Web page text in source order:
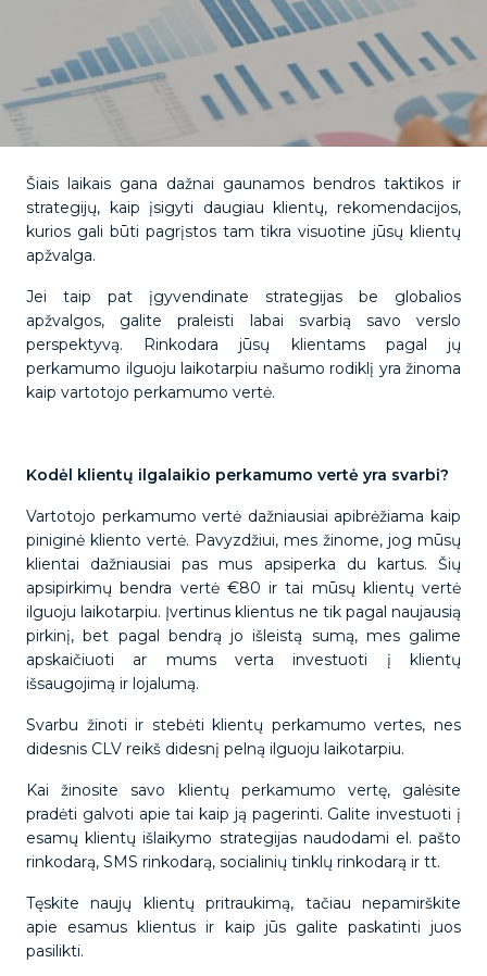
Šiais laikais gana dažnai gaunamos bendros taktikos ir
strategijų, kaip įsigyti daugiau klientų, rekomendacijos,
kurios gali būti pagrįstos tam tikra visuotine jūsų klientų
apžvalga.
Jei taip pat įgyvendinate strategijas be globalios
apžvalgos, galite praleisti labai svarbią savo verslo
perspektyvą. Rinkodara jūsų klientams pagal jų
perkamumo ilguoju laikotarpiu našumo rodiklį yra žinoma
kaip vartotojo perkamumo vertė.
Kodėl klientų ilgalaikio perkamumo vertė yra svarbi?
Vartotojo perkamumo vertė dažniausiai apibrėžiama kaip
piniginė kliento vertė. Pavyzdžiui, mes žinome, jog mūsų
klientai dažniausiai pas mus apsiperka du kartus. Šių
apsipirkimų bendra vertė €80 ir tai mūsų klientų vertė
ilguoju laikotarpiu. Įvertinus klientus ne tik pagal naujausią
pirkinį, bet pagal bendrą jo išleistą sumą, mes galime
apskaičiuoti ar mums verta investuoti į klientų
išsaugojimą ir lojalumą.
Svarbu žinoti ir stebėti klientų perkamumo vertes, nes
didesnis CLV reikš didesnį pelną ilguoju laikotarpiu.
Kai žinosite savo klientų perkamumo vertę, galėsite
pradėti galvoti apie tai kaip ją pagerinti. Galite investuoti į
esamų klientų išlaikymo strategijas naudodami el. pašto
rinkodarą, SMS rinkodarą, socialinių tinklų rinkodarą ir tt.
Tęskite naujų klientų pritraukimą, tačiau nepamirškite
apie esamus klientus ir kaip jūs galite paskatinti juos
pasilikti.